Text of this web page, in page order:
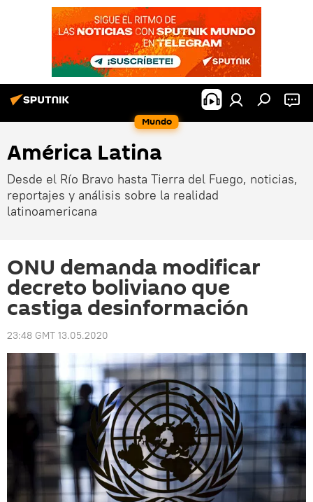
Mundo
América Latina
Desde el Río Bravo hasta Tierra del Fuego, noticias,
reportajes y análisis sobre la realidad
latinoamericana
ONU demanda modificar
decreto boliviano que
castiga desinformación
23:48 GMT 13.05.2020